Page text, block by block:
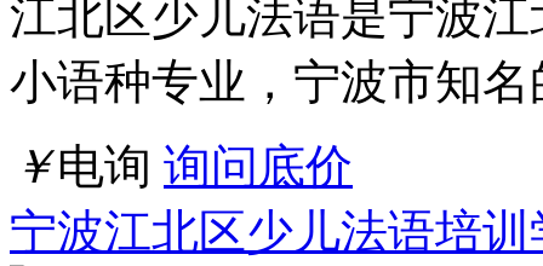
江北区少儿法语是宁波
小语种专业，宁波市知名
￥电询 询问底价
宁波江北区少儿法语培训